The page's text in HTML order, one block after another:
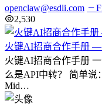
openclaw@esdli.com
2,530
火键AI招商合作手册
火键AI招商合作手册
么是API中转？ 简单说
Mid…